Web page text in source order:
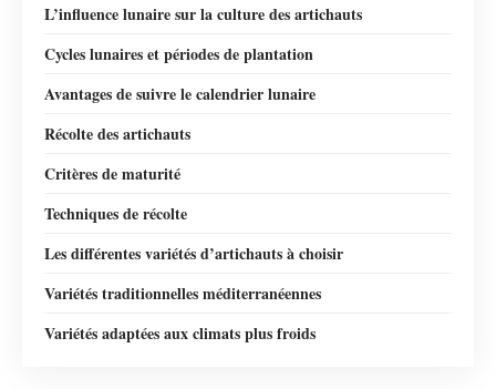
L’influence lunaire sur la culture des artichauts
Cycles lunaires et périodes de plantation
Avantages de suivre le calendrier lunaire
Récolte des artichauts
Critères de maturité
Techniques de récolte
Les différentes variétés d’artichauts à choisir
Variétés traditionnelles méditerranéennes
Variétés adaptées aux climats plus froids